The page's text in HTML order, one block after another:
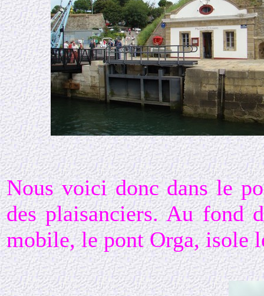
Nous voici donc dans le
des plaisanciers. Au fond
mobile, le pont Orga, isole